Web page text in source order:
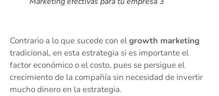
Contrario a lo que sucede con elgrowth marketing
tradicional, en esta estrategia si es importante el
factor económico o el costo, pues se persigue el
crecimiento de la compañía sin necesidad de invertir
mucho dinero en la estrategia.